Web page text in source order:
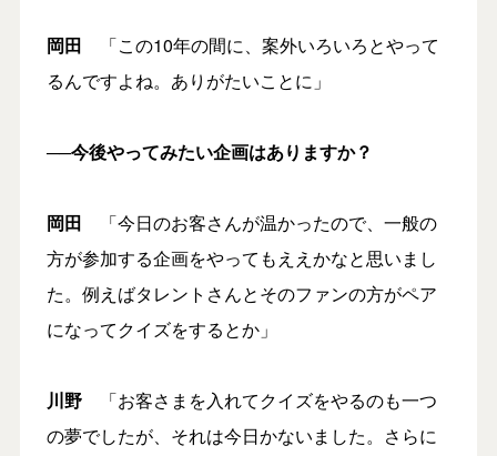
岡田 「この10年の間に、案外いろいろとやって
るんですよね。ありがたいことに」
──今後やってみたい企画はありますか？
岡田 「今日のお客さんが温かったので、一般の
方が参加する企画をやってもええかなと思いまし
た。例えばタレントさんとそのファンの方がペア
になってクイズをするとか」
川野「お客さまを入れてクイズをやるのも一つ
の夢でしたが、それは今日かないました。さらに